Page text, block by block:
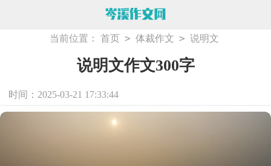
当前位置： 首页 > 体裁作文 > 说明文
说明文作文300字
时间：2025-03-21 17:33:44